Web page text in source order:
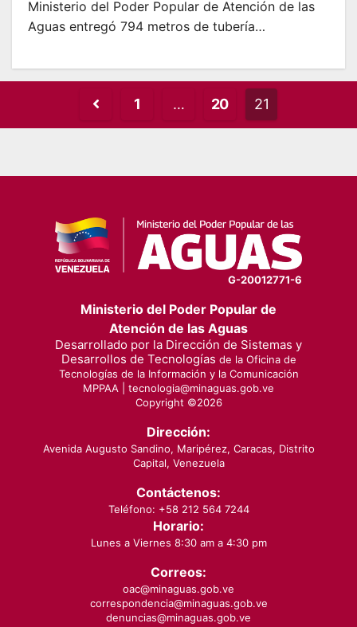
Ministerio del Poder Popular de Atención de las
Aguas entregó 794 metros de tubería…
pagination
1 … 20 21
G-20012771-6
Ministerio del Poder Popular de
Atención de las Aguas
Desarrollado por la Dirección de Sistemas y
Desarrollos de Tecnologías de la Oficina de
Tecnologías de la Información y la Comunicación
MPPAA | tecnologia@minaguas.gob.ve
Copyright ©2026
Dirección:
Avenida Augusto Sandino, Maripérez, Caracas, Distrito
Capital, Venezuela
Contáctenos:
Teléfono: +58 212 564 7244
Horario:
Lunes a Viernes 8:30 am a 4:30 pm
Correos:
oac@minaguas.gob.ve
correspondencia@minaguas.gob.ve
denuncias@minaguas.gob.ve